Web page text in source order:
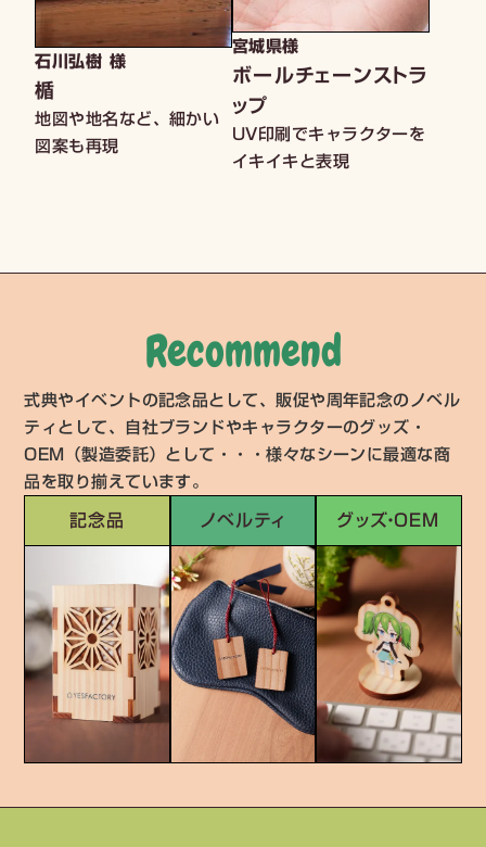
石川弘樹 様
楯
地図や地名など、細かい
図案も再現
宮城県様
ボールチェーンストラ
ップ
UV印刷でキャラクターを
イキイキと表現
Recommend
式典やイベントの記念品として、販促や周年記念のノベル
ティとして、自社ブランドやキャラクターのグッズ・
OEM（製造委託）として・・・様々なシーンに最適な商
品を取り揃えています。
記念品 ノベルティ グッズ・OEM